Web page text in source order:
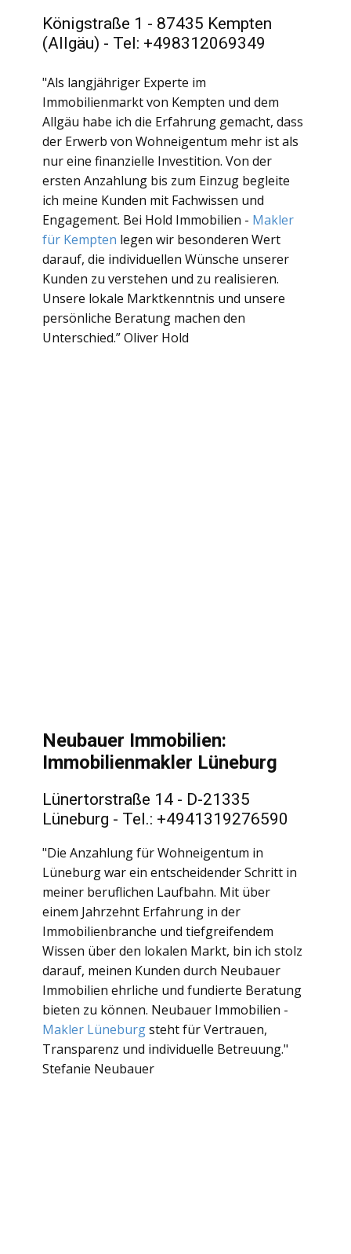
Königstraße 1 - 87435 Kempten
(Allgäu) - Tel: +498312069349
"Als langjähriger Experte im
Immobilienmarkt von Kempten und dem
Allgäu habe ich die Erfahrung gemacht, dass
der Erwerb von Wohneigentum mehr ist als
nur eine finanzielle Investition. Von der
ersten Anzahlung bis zum Einzug begleite
ich meine Kunden mit Fachwissen und
Engagement. Bei Hold Immobilien - Makler
für Kempten legen wir besonderen Wert
darauf, die individuellen Wünsche unserer
Kunden zu verstehen und zu realisieren.
Unsere lokale Marktkenntnis und unsere
persönliche Beratung machen den
Unterschied.” Oliver Hold
Neubauer Immobilien:
Immobilienmakler Lüneburg
Lünertorstraße 14 - D-21335
Lüneburg - Tel.: +4941319276590
"Die Anzahlung für Wohneigentum in
Lüneburg war ein entscheidender Schritt in
meiner beruflichen Laufbahn. Mit über
einem Jahrzehnt Erfahrung in der
Immobilienbranche und tiefgreifendem
Wissen über den lokalen Markt, bin ich stolz
darauf, meinen Kunden durch Neubauer
Immobilien ehrliche und fundierte Beratung
bieten zu können. Neubauer Immobilien -
Makler Lüneburgsteht für Vertrauen,
Transparenz und individuelle Betreuung."
Stefanie Neubauer